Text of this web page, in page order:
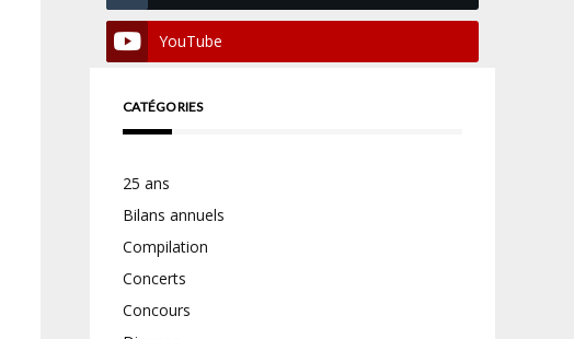
YouTube
CATÉGORIES
25 ans
Bilans annuels
Compilation
Concerts
Concours